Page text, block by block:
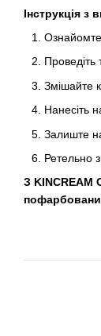
Інструкція з
Проведіть
Змішайте
Нанесіть
Залиште
Ретельно
З KINCREAM